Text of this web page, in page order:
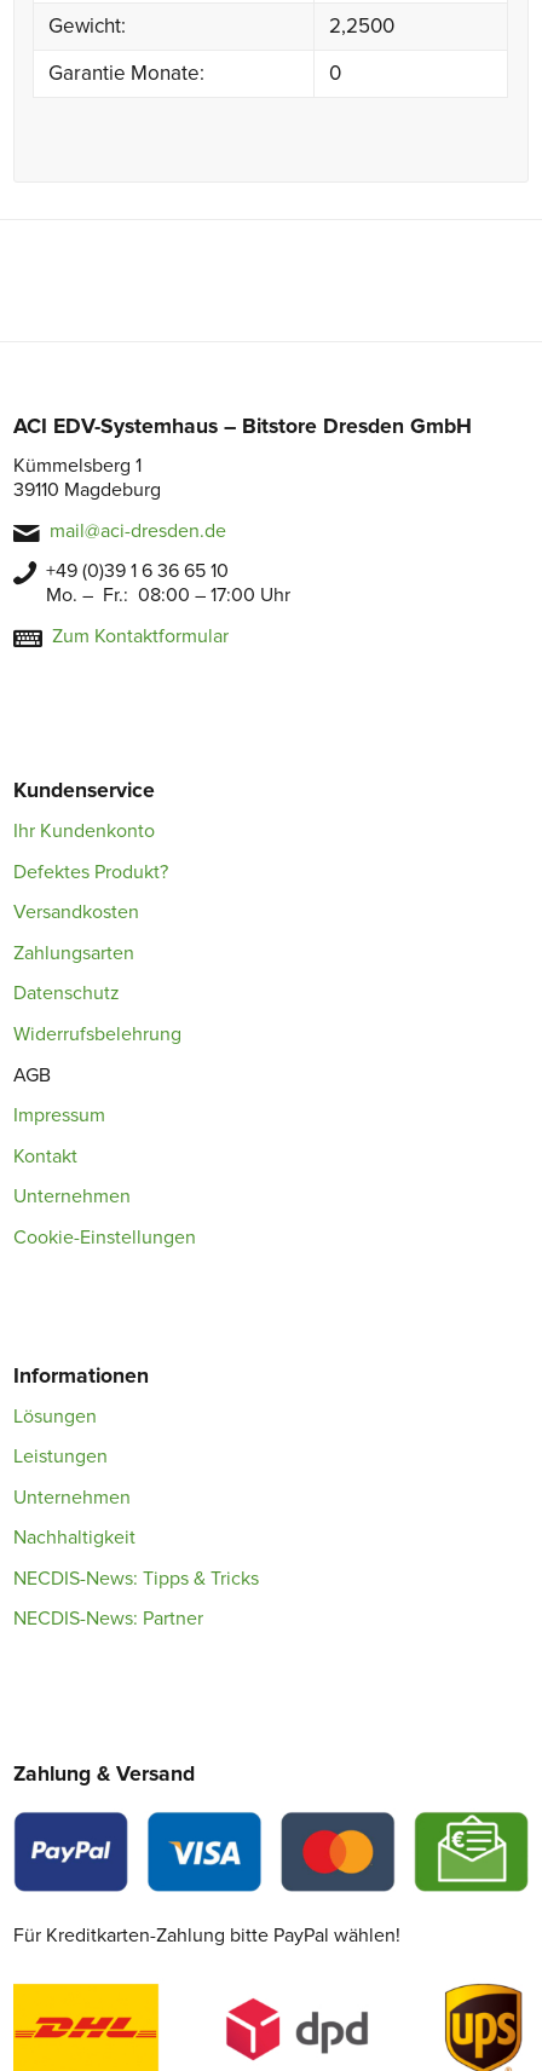
Gewicht:
2,2500
Garantie Monate:
0
ACI EDV-Systemhaus – Bitstore Dresden GmbH
Kümmelsberg 1
39110 Magdeburg
mail@aci-dresden.de
+49 (0)39 1 6 36 65 10
Mo. – Fr.: 08:00 – 17:00 Uhr
Zum Kontaktformular
Kundenservice
Ihr Kundenkonto
Defektes Produkt?
Versandkosten
Zahlungsarten
Datenschutz
Widerrufsbelehrung
AGB
Impressum
Kontakt
Unternehmen
Cookie-Einstellungen
Informationen
Lösungen
Leistungen
Unternehmen
Nachhaltigkeit
NECDIS-News: Tipps & Tricks
NECDIS-News: Partner
Zahlung & Versand
Für Kreditkarten-Zahlung bitte PayPal wählen!